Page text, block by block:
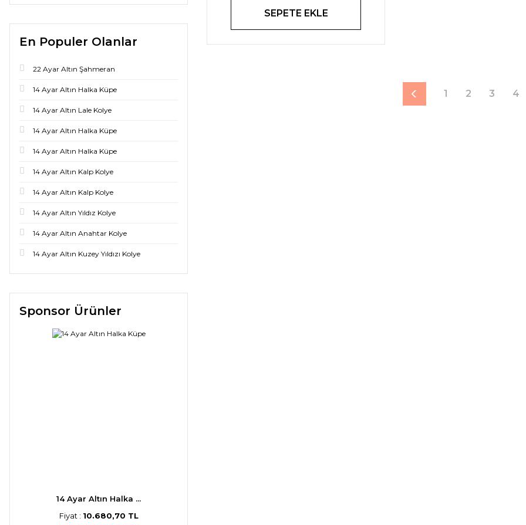
En Populer Olanlar
22 Ayar Altın Şahmeran
14 Ayar Altın Halka Küpe
14 Ayar Altın Lale Kolye
14 Ayar Altın Halka Küpe
14 Ayar Altın Halka Küpe
14 Ayar Altın Kalp Kolye
14 Ayar Altın Kalp Kolye
14 Ayar Altın Yıldız Kolye
14 Ayar Altın Anahtar Kolye
14 Ayar Altın Kuzey Yıldızı Kolye
Sponsor Ürünler
14 Ayar Altın Halka ...
Fiyat : 10.680,70 TL
SEPETE EKLE
1 2 3 4